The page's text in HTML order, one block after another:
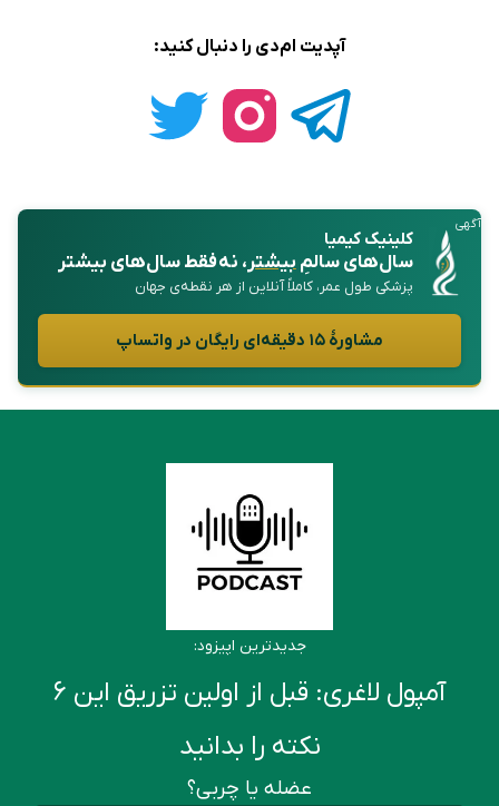
آپدیت ام‌دی را دنبال کنید:
آگهی
کلینیک کیمیا
سال‌های سالمِبیشتر، نه فقط سال‌های بیشتر
پزشکی طول عمر، کاملاً آنلاین از هر نقطه‌ی جهان
مشاورهٔ ۱۵ دقیقه‌ای رایگان در واتساپ
جدیدترین اپیزود:
آمپول لاغری: قبل از اولین تزریق این ۶
نکته را بدانید
عضله یا چربی؟